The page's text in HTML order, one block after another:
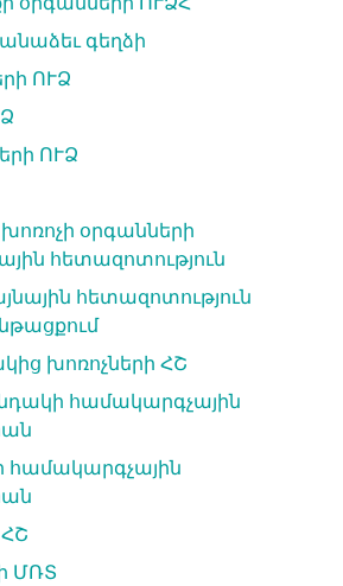
գեղձի
ՈՒՁ
ՈՒՁ
օրգանների
հետազոտություն
հետազոտություն
խոռոչների ՀՇ
համակարգչային
համակարգչային
ՄՌՏ